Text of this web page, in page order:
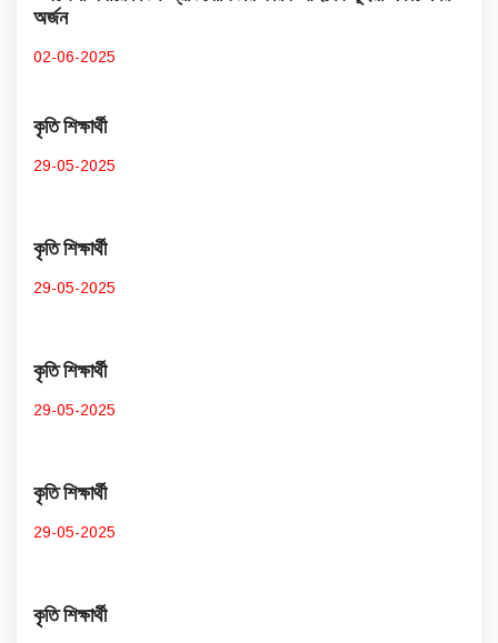
অর্জন
02-06-2025
কৃতি শিক্ষার্থী
29-05-2025
কৃতি শিক্ষার্থী
29-05-2025
কৃতি শিক্ষার্থী
29-05-2025
কৃতি শিক্ষার্থী
29-05-2025
কৃতি শিক্ষার্থী